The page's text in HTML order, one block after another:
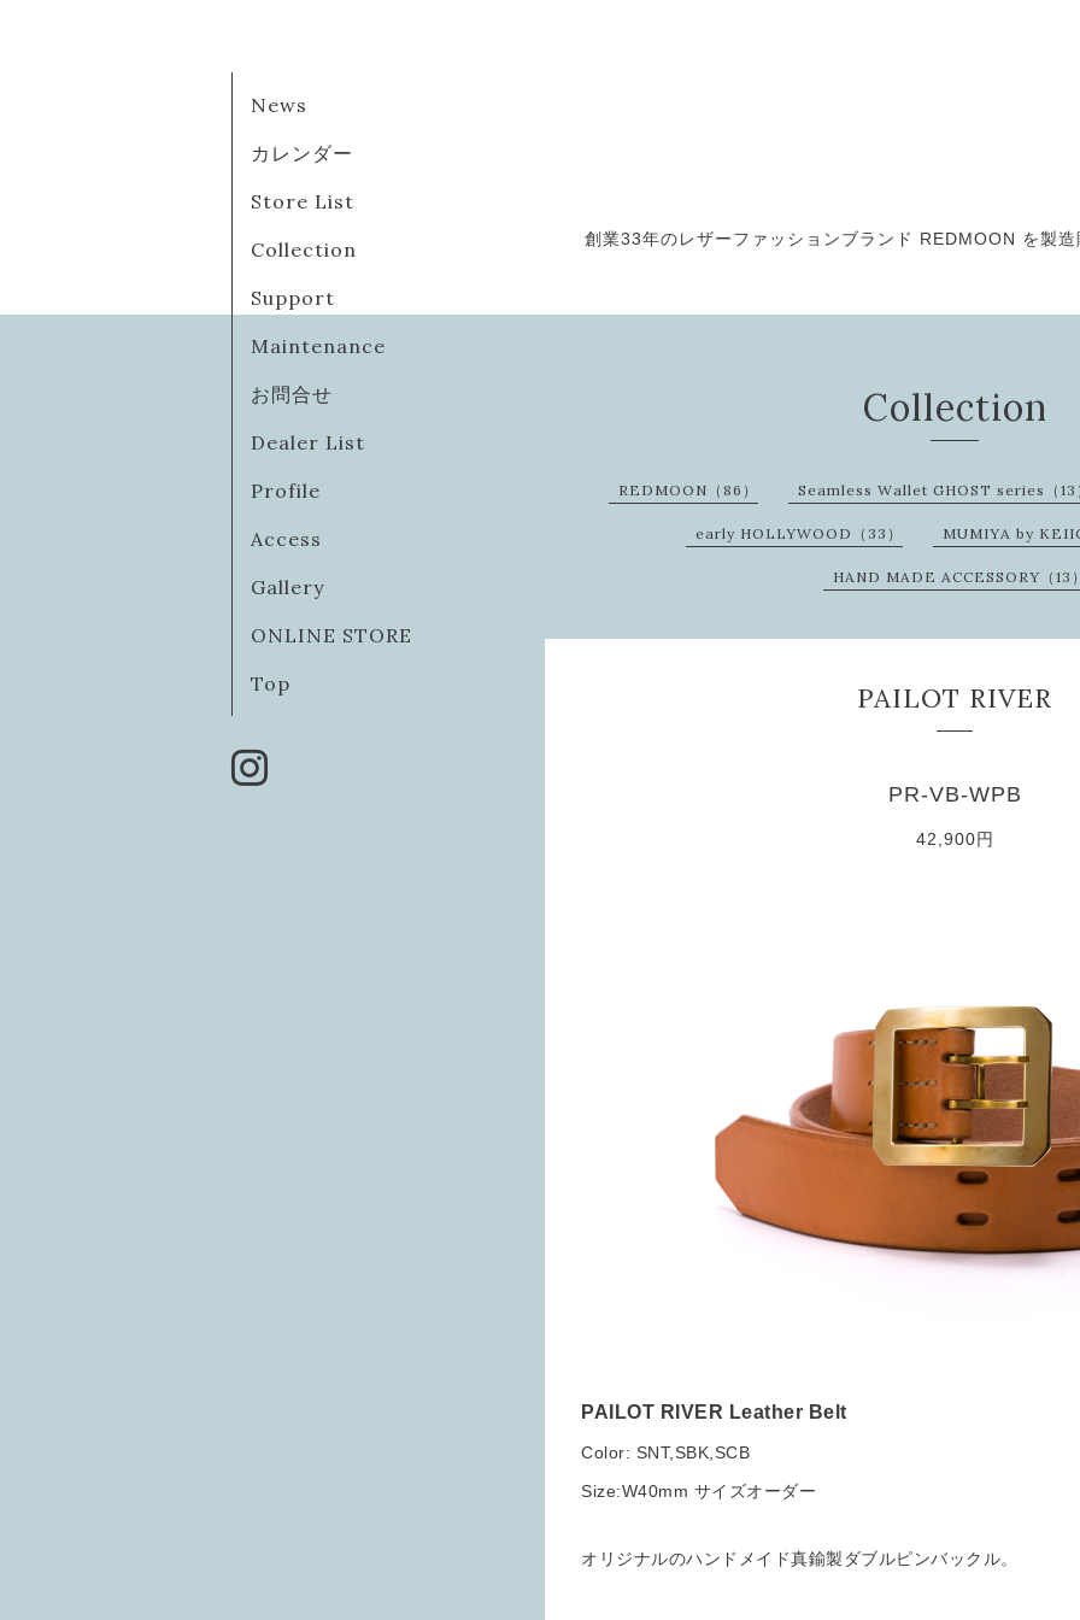
創業33年のレザーファッションブランド REDMOON を製
News
カレンダー
Store List
Collection
Support
Maintenance
お問合せ
Dealer List
Profile
Access
Gallery
ONLINE STORE
Top
Collection
REDMOON（86） Seamless Wallet GHOST series（13
early HOLLYWOOD（33） MUMIYA by
HAND MADE ACCESSORY（13
PAILOT RIVER
PR-VB-WPB
42,900円
PAILOT RIVER Leather Belt
Color: SNT,SBK,SCB
Size:W40mm サイズオーダー
オリジナルのハンドメイド真鍮製ダブルピンバックル。